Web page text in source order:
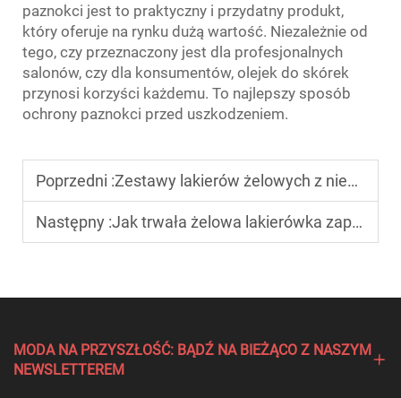
paznokci jest to praktyczny i przydatny produkt,
który oferuje na rynku dużą wartość. Niezależnie od
tego, czy przeznaczony jest dla profesjonalnych
salonów, czy dla konsumentów, olejek do skórek
przynosi korzyści każdemu. To najlepszy sposób
ochrony paznokci przed uszkodzeniem.
Poprzedni :Zestawy lakierów żelowych z niezbędnymi narzędziami do manicure'u artystycznego
Następny :Jak trwała żelowa lakierówka zapobiega odpryskiwaniu?
MODA NA PRZYSZŁOŚĆ: BĄDŹ NA BIEŻĄCO Z NASZYM
NEWSLETTEREM